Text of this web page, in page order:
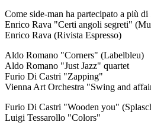
Come side-man ha partecipato a più
Enrico Rava "Certi angoli segreti"
Enrico Rava (Rivista Espresso)
Aldo Romano "Corners" (Labelbleu)
Aldo Romano "Just Jazz" quartet
Furio Di Castri "Zapping"
Vienna Art Orchestra "Swing and
Furio Di Castri "Wooden you"
Luigi Tessarollo "Colors"